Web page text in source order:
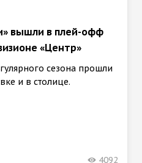
вышли в плей-офф
«Центр»
сезона прошли
и в столице.
4092